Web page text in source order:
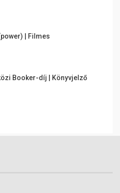
| Filmes
Booker-díj | Könyvjelző